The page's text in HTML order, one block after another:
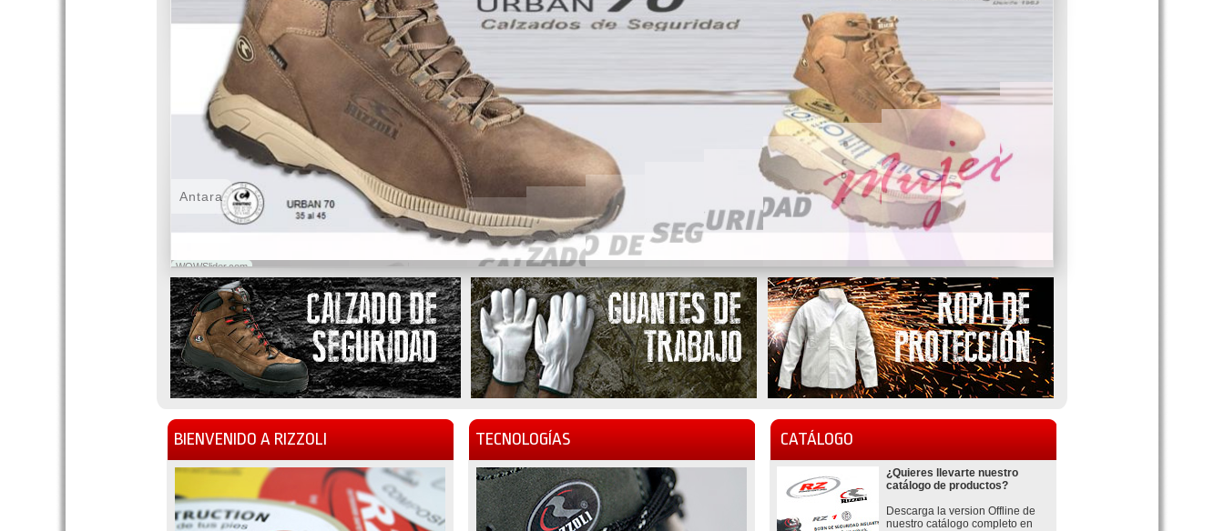
WOWSlider.com
Antara
BIENVENIDO A RIZZOLI TECNOLOGÍAS CATÁLOGO
¿Quieres llevarte nuestro
catálogo de productos?
Descarga la version Offline de
nuestro catálogo completo en